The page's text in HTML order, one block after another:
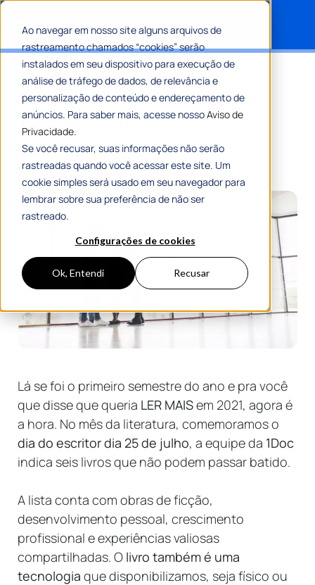
Ao navegar em nosso site alguns arquivos de
rastreamento chamados “cookies” serão
instalados em seu dispositivo para execução de
análise de tráfego de dados, de relevância e
personalização de conteúdo e endereçamento de
anúncios. Para saber mais, acesse nossoAviso de
Privacidade.
Se você recusar, suas informações não serão
rastreadas quando você acessar este site. Um
cookie simples será usado em seu navegador para
lembrar sobre sua preferência de não ser
rastreado.
Configurações de cookies
Ok, Entendi Recusar
6 livros inspiradores
recomendados pela equipe da
1Doc em julho
Por Equipe Editorial 1Doc
26 Julho 2021
5 Min De Leitura
Lá se foi o primeiro semestre do ano e pra você
que disse que queria LER MAISem 2021, agora é
a hora. No mês da literatura, comemoramos o
dia do escritor dia 25 de julho, a equipe da 1Doc
indica seis livros que não podem passar batido.
A lista conta com obras de ficção,
desenvolvimento pessoal, crescimento
profissional e experiências valiosas
compartilhadas. O livro também é uma
tecnologia que disponibilizamos, seja físico ou